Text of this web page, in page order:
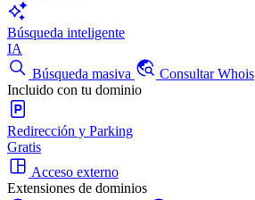
Búsqueda inteligente
IA
Búsqueda masiva
Consultar Whois
Incluido con tu dominio
Redirección y Parking
Gratis
Acceso externo
Extensiones de dominios